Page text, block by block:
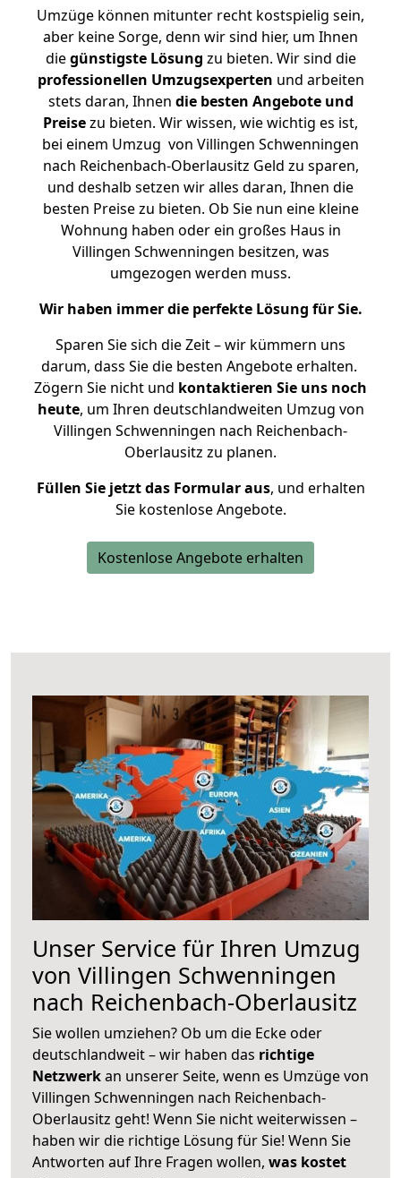
Umzüge können mitunter recht kostspielig sein,
aber keine Sorge, denn wir sind hier, um Ihnen
diegünstigste Lösung zu bieten. Wir sind die
professionellen Umzugsexperten und arbeiten
stets daran, Ihnen die besten Angebote und
Preisezu bieten. Wir wissen, wie wichtig es ist,
bei einem Umzug von Villingen Schwenningen
nach Reichenbach-Oberlausitz Geld zu sparen,
und deshalb setzen wir alles daran, Ihnen die
besten Preise zu bieten. Ob Sie nun eine kleine
Wohnung haben oder ein großes Haus in
Villingen Schwenningen besitzen, was
umgezogen werden muss.
Wir haben immer die perfekte Lösung für Sie.
Sparen Sie sich die Zeit – wir kümmern uns
darum, dass Sie die besten Angebote erhalten.
Zögern Sie nicht und kontaktieren Sie uns noch
heute, um Ihren deutschlandweiten Umzug von
Villingen Schwenningen nach Reichenbach-
Oberlausitz zu planen.
Füllen Sie jetzt das Formular aus, und erhalten
Sie kostenlose Angebote.
Kostenlose Angebote erhalten
Unser Service für Ihren Umzug
von Villingen Schwenningen
nach Reichenbach-Oberlausitz
Sie wollen umziehen? Ob um die Ecke oder
deutschlandweit – wir haben das richtige
Netzwerkan unserer Seite, wenn es Umzüge von
Villingen Schwenningen nach Reichenbach-
Oberlausitz geht! Wenn Sie nicht weiterwissen –
haben wir die richtige Lösung für Sie! Wenn Sie
Antworten auf Ihre Fragen wollen, was kostet